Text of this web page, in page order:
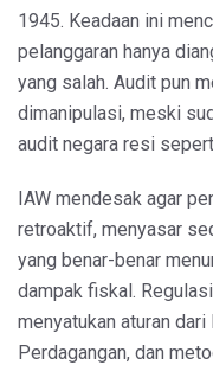
1945. Keadaan ini
pelanggaran hanya
yang salah. Audit pun
dimanipulasi, meski
audit negara resi
IAW mendesak agar
retroaktif, menyasar
yang benar-benar
dampak fiskal.
menyatukan aturan
Perdagangan, dan